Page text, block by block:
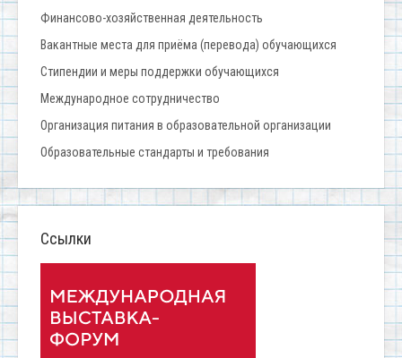
Финансово-хозяйственная деятельность
Вакантные места для приёма (перевода) обучающихся
Стипендии и меры поддержки обучающихся
Международное сотрудничество
Организация питания в образовательной организации
Образовательные стандарты и требования
Ссылки